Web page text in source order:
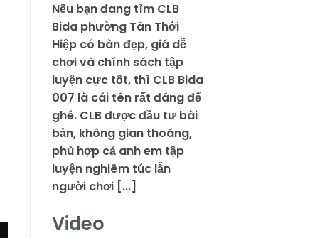
Nếu bạn đang tìm CLB
Bida phường Tân Thới
Hiệp có bàn đẹp, giá dễ
chơi và chính sách tập
luyện cực tốt, thì CLB Bida
007 là cái tên rất đáng để
ghé. CLB được đầu tư bài
bản, không gian thoáng,
phù hợp cả anh em tập
luyện nghiêm túc lẫn
người chơi [...]
Video